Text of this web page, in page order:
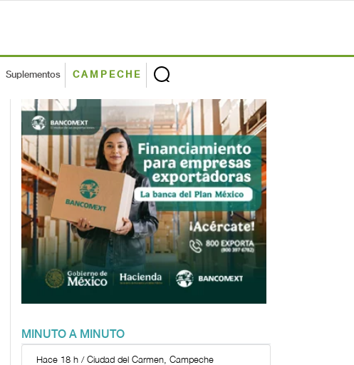
Suplementos CAMPECHE
MINUTO A MINUTO
Hace 18 h / Ciudad del Carmen, Campeche